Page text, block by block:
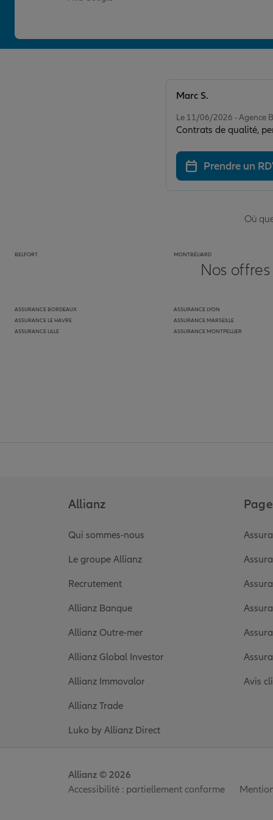
Le 11/06/2026 - Agence
Contrats de qualité,
Marc S.
Prendre un
Où
BELFORT MONTBÉLIARD
Nos
ASSURANCE BORDEAUX
ASSURANCE LE HAVRE
ASSURANCE LILLE
ASSURANCE LYON
ASSURANCE MARSEILLE
ASSURANCE MONTPELLIER
Allianz
Qui sommes-nous
Le groupe Allianz
Recrutement
Allianz Banque
Allianz Outre-mer
Allianz Global Investor
Allianz Immovalor
Allianz Trade
Luko by Allianz Direct
Avis
Accessibilité : partiellement conforme
Allianz © 2026